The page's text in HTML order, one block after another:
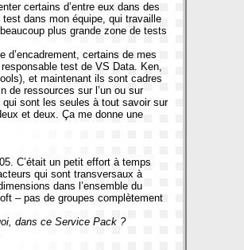
certains d’entre eux dans des
dans mon équipe, qui travaille
plus grande zone de tests
d’encadrement, certains de mes
test de VS Data. Ken,
et maintenant ils sont cadres
de ressources sur l’un ou sur
qui sont les seules à tout savoir sur
et deux. Ça me donne une
C’était un petit effort à temps
qui sont transversaux à
dans l’ensemble du
– pas de groupes complètement
dans ce Service Pack ?